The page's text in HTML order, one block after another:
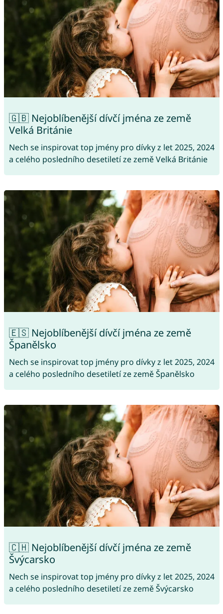
🇬🇧 Nejoblíbenější dívčí jména ze země
Velká Británie
Nech se inspirovat top jmény pro dívky z let 2025, 2024
a celého posledního desetiletí ze země Velká Británie
🇪🇸 Nejoblíbenější dívčí jména ze země
Španělsko
Nech se inspirovat top jmény pro dívky z let 2025, 2024
a celého posledního desetiletí ze země Španělsko
🇨🇭 Nejoblíbenější dívčí jména ze země
Švýcarsko
Nech se inspirovat top jmény pro dívky z let 2025, 2024
a celého posledního desetiletí ze země Švýcarsko